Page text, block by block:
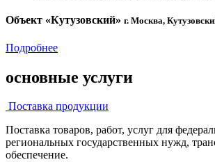
Объект «Кутузовский» г. Москва,
Подробнее
основные услуги
Поставка продукции
Поставка товаров, работ, услуг для
региональных государственных нужд,
обеспечение.